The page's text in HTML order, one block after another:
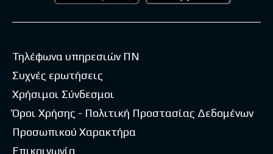
Τηλέφωνα υπηρεσιών ΠΝ
Συχνές ερωτήσεις
Χρήσιμοι Σύνδεσμοι
Όροι Χρήσης - Πολιτική Προστασίας Δεδομένων
Προσωπικού Χαρακτήρα
Επικοινωνία